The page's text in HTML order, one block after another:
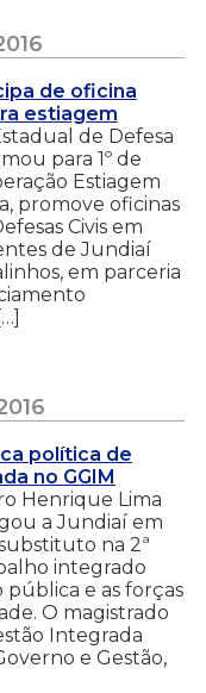
de oficina
estiagem
de Defesa
para 1º de
Estiagem
promove oficinas
Civis em
de Jundiaí
em parceria
política de
no GGIM
Henrique Lima
a Jundiaí em
na 2ª
integrado
e as forças
O magistrado
Integrada
e Gestão,